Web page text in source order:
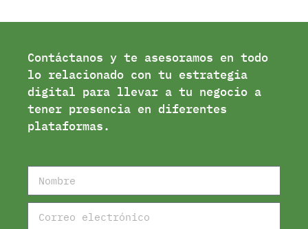
Contáctanos y te asesoramos en todo
lo relacionado con tu estrategia
digital para llevar a tu negocio a
tener presencia en diferentes
plataformas.